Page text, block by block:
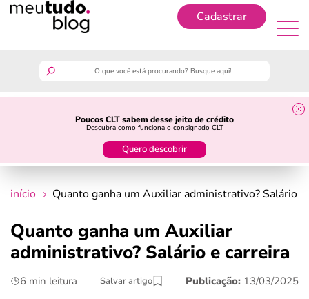
Cadastrar
Poucos CLT sabem desse jeito de crédito
Descubra como funciona o consignado CLT
Quero descobrir
guia do trabalhador
crédito fácil
últimas notícias
início Quanto ganha um Auxiliar administrativo? Salário e
Quanto ganha um Auxiliar
administrativo? Salário e carreira
6 min leitura Salvar artigo Publicação: 13/03/2025